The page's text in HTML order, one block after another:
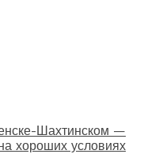
Шахтинском —
хороших условиях